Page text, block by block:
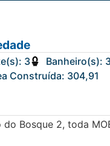
3 Banheiro(s):
Construída: 304,91
Bosque 2, toda